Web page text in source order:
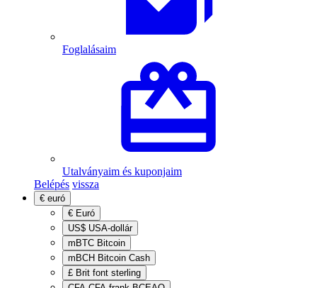
Foglalásaim
Utalványaim és kuponjaim
Belépés vissza
€ euró
€ Euró
US$ USA-dollár
mBTC Bitcoin
mBCH Bitcoin Cash
£ Brit font sterling